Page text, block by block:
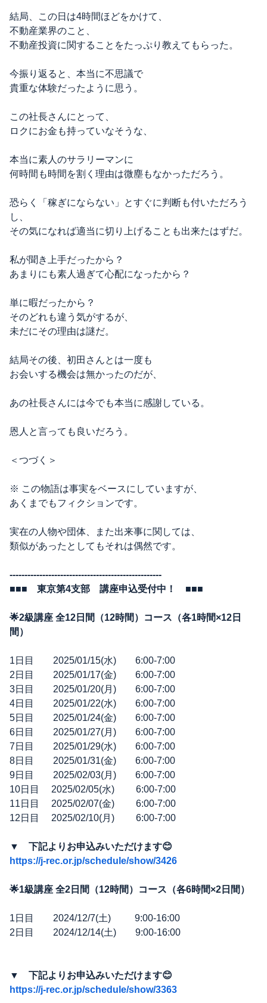
結局、この日は4時間ほどをかけて、
不動産業界のこと、
不動産投資に関することをたっぷり教えてもらった。
今振り返ると、本当に不思議で
貴重な体験だったように思う。
この社長さんにとって、
ロクにお金も持っていなそうな、
本当に素人のサラリーマンに
何時間も時間を割く理由は微塵もなかっただろう。
恐らく「稼ぎにならない」とすぐに判断も付いただろう
し、
その気になれば適当に切り上げることも出来たはずだ。
私が聞き上手だったから？
あまりにも素人過ぎて心配になったから？
単に暇だったから？
そのどれも違う気がするが、
未だにその理由は謎だ。
結局その後、初田さんとは一度も
お会いする機会は無かったのだが、
あの社長さんには今でも本当に感謝している。
恩人と言っても良いだろう。
＜つづく＞
※ この物語は事実をベースにしていますが、
あくまでもフィクションです。
実在の人物や団体、また出来事に関しては、
類似があったとしてもそれは偶然です。
---------------------------------------------------
■■■ 東京第4支部 講座申込受付中！ ■■■
🌟2級講座 全12日間（12時間）コース（各1時間×12日
間）
1日目 2025/01/15(水) 6:00-7:00
2日目 2025/01/17(金) 6:00-7:00
3日目 2025/01/20(月) 6:00-7:00
4日目 2025/01/22(水) 6:00-7:00
5日目 2025/01/24(金) 6:00-7:00
6日目 2025/01/27(月) 6:00-7:00
7日目 2025/01/29(水) 6:00-7:00
8日目 2025/01/31(金) 6:00-7:00
9日目 2025/02/03(月) 6:00-7:00
10日目 2025/02/05(水) 6:00-7:00
11日目 2025/02/07(金) 6:00-7:00
12日目 2025/02/10(月) 6:00-7:00
▼ 下記よりお申込みいただけます😊
https://j-rec.or.jp/schedule/show/3426
🌟1級講座 全2日間（12時間）コース（各6時間×2日間）
1日目 2024/12/7(土) 9:00-16:00
2日目 2024/12/14(土) 9:00-16:00
▼ 下記よりお申込みいただけます😊
https://j-rec.or.jp/schedule/show/3363